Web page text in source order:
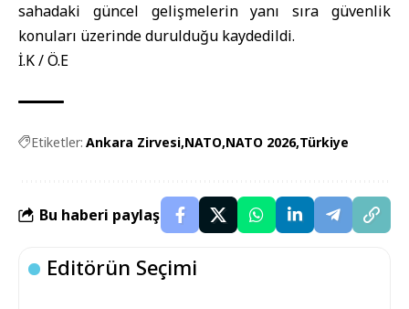
sahadaki güncel gelişmelerin yanı sıra güvenlik
konuları üzerinde durulduğu kaydedildi.
İ.K / Ö.E
Etiketler: Ankara Zirvesi NATO NATO 2026 Türkiye
Bu haberi paylaş
Editörün Seçimi